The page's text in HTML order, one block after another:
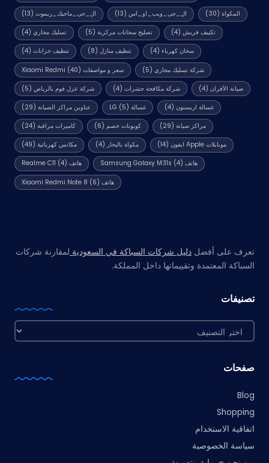
ال_جى_ماجيك_ريموت(13) ال_جى_ويب_او_اس (13) المكواة (30)
تسليك مجاري(4) تصليح سخانات مركزية (5) تكييف فريش (4)
تنظيف خزانات(4) تنظيف منازل (8) سخان كهرباء (4)
سعر و مواصفات Xiaomi Redmi (40) شركة تسليك مجاري (5)
شركة عزل فوم بالرياض(5) شركة مكافحة حشرات (4) صيانة الأفران (4)
عناوين مراكز الصيانة(29) غسالة LG (5) غسالة اريستون (4)
كاميرات مراقبة(24) كوبونات خصم (6) مراكز صيانة (29)
مكانس كهربائية(49) مكواة بالبخار (4) موبايلات Apple ايفون (14)
هاتف Realme C11 (4) هاتف Samsung Galaxy M31s (4)
هاتف Xiaomi Redmi Note 8 (6)
تعرف على أفضل دليل شركات السباكة في السعودية لمقارنة شركات
السباكة المعتمدة وتقييماتها داخل المملكة.
تصنيفات
تصنيفات
صفحات
Blog
Shopping
اتفاقية الاستخدام
سياسة الخصوصية